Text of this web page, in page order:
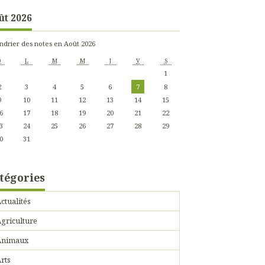
2026
des notes en Août 2026
L M M J V S
1
3 4 5 6 7
8
10 11 12 13 14
15
17 18 19 20 21
22
24 25 26 27 28
29
31